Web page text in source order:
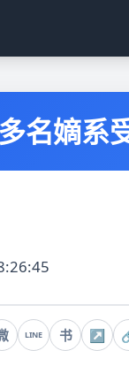
名嫡系
LINE 书 ↗